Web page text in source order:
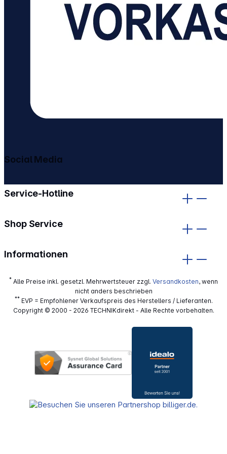
Service-Hotline
Shop Service
Informationen
Social Media
* Alle Preise inkl. gesetzl. Mehrwertsteuer zzgl. Versandkosten, wenn
nicht anders beschrieben
**EVP = Empfohlener Verkaufspreis des Herstellers / Lieferanten.
Copyright © 2000 - 2026 TECHNIKdirekt - Alle Rechte vorbehalten.